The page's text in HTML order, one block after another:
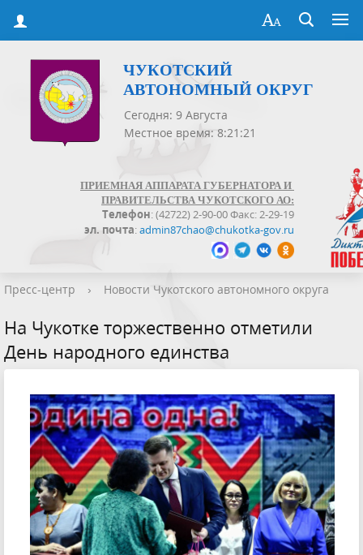
ЧУКОТСКИЙ
АВТОНОМНЫЙ ОКРУГ
Сегодня: 9 Августа
Местное время: 8:21:22
ПРИЕМНАЯ АППАРАТА ГУБЕРНАТОРА И
ПРАВИТЕЛЬСТВА ЧУКОТСКОГО АО:
Телефон: (42722) 2-90-00 Факс: 2-29-19
эл. почта:admin87chao@chukotka-gov.ru
Пресс-центр › Новости Чукотского автономного округа
На Чукотке торжественно отметили
День народного единства